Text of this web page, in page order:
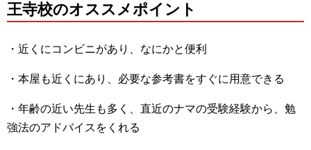
王寺校のオススメポイント
・近くにコンビニがあり、なにかと便利
・本屋も近くにあり、必要な参考書をすぐに用意できる
・年齢の近い先生も多く、直近のナマの受験経験から、勉
強法のアドバイスをくれる